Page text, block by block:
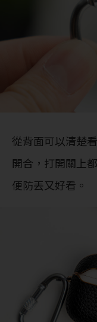
從背面可以清楚
開合，打開關上
便防丟又好看。